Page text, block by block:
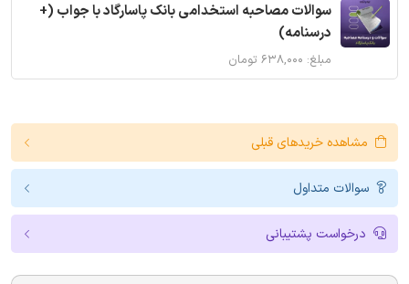
سوالات مصاحبه استخدامی بانک پاسارگاد با جواب (+
درسنامه)
مبلغ: ۶۳۸,۰۰۰ تومان
مشاهده خریدهای قبلی
سوالات متداول
درخواست پشتیبانی